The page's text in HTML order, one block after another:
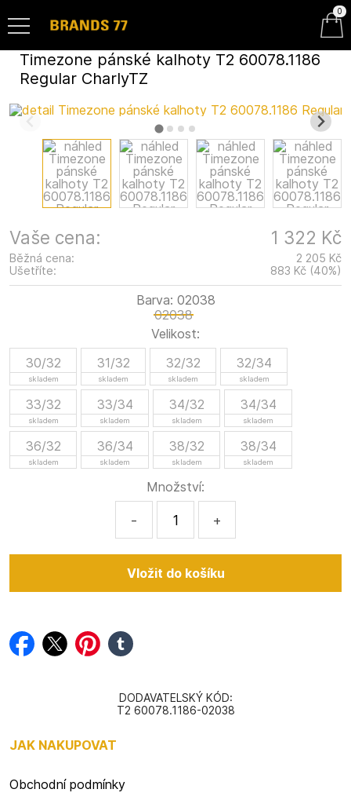
Timezone pánské kalhoty T2 60078.1186
Regular CharlyTZ
Vaše cena: 1 322 Kč
Běžná cena:
2 205 Kč
Ušetříte:
883 Kč (40%)
Barva: 02038
02038
Velikost:
30/32
skladem
31/32
skladem
32/32
skladem
32/34
skladem
33/32
skladem
33/34
skladem
34/32
skladem
34/34
skladem
36/32
skladem
36/34
skladem
38/32
skladem
38/34
skladem
Množství:
- +
facebook
twitterpinterest
tumblr
DODAVATELSKÝ KÓD:
T2 60078.1186-02038
0
JAK NAKUPOVAT
Obchodní podmínky